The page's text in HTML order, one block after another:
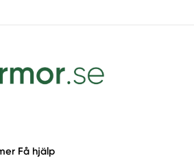
Få hjälp